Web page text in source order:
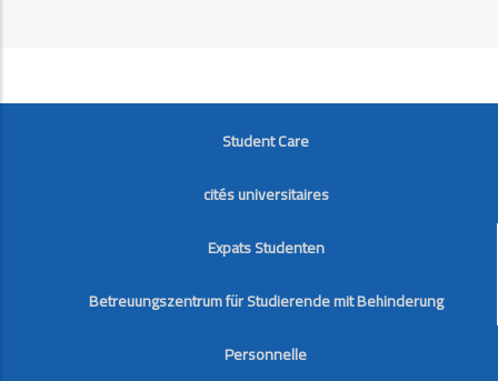
FOOTER
Student Care
cités universitaires
Expats Studenten
Betreuungszentrum für Studierende mit Behinderung
Personnelle